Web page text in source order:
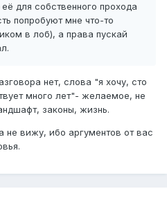
для собственного прохода
попробуют мне что-то
в лоб), а права пускай
нет, слова "я хочу, сто
много лет"- желаемое, не
законы, жизнь.
не вижу, ибо аргументов от вас